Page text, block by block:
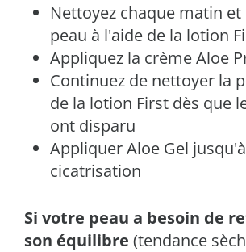
Nettoyez chaque matin
peau à l'aide de la lotion
Appliquez la crème Aloe
Continuez de nettoyer la
de la lotion First dès que
ont disparu
Appliquer Aloe Gel
cicatrisation
Si votre peau a besoin de
son équilibre (tendance